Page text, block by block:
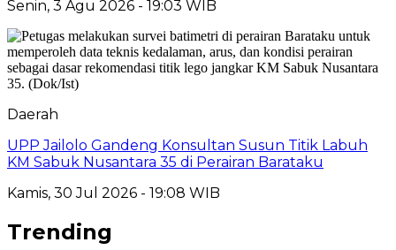
Senin, 3 Agu 2026 - 19:03 WIB
Daerah
UPP Jailolo Gandeng Konsultan Susun Titik Labuh
KM Sabuk Nusantara 35 di Perairan Barataku
Kamis, 30 Jul 2026 - 19:08 WIB
Trending